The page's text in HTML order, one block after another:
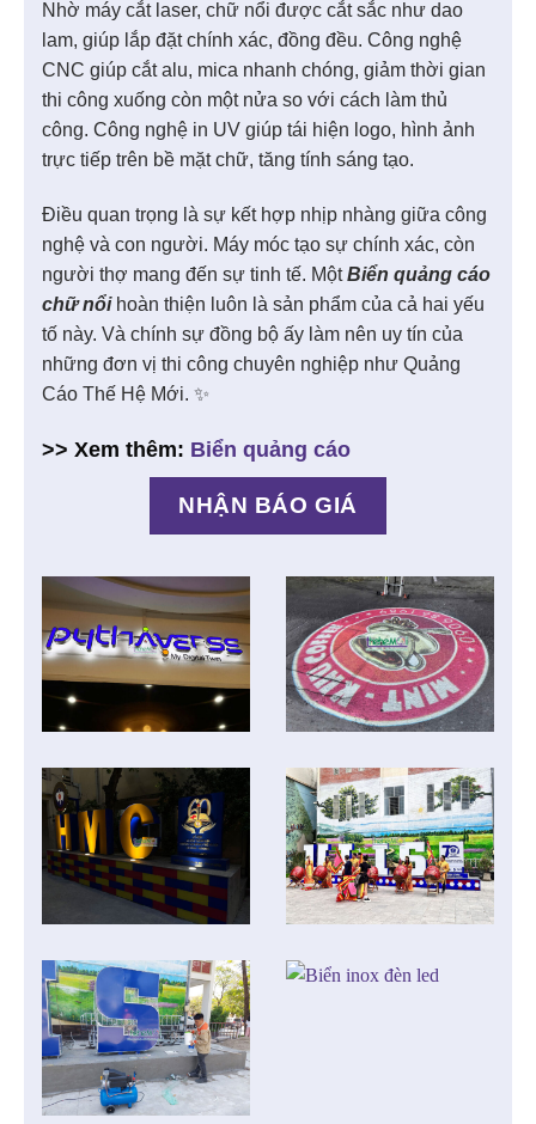
Nhờ máy cắt laser, chữ nổi được cắt sắc như dao
lam, giúp lắp đặt chính xác, đồng đều. Công nghệ
CNC giúp cắt alu, mica nhanh chóng, giảm thời gian
thi công xuống còn một nửa so với cách làm thủ
công. Công nghệ in UV giúp tái hiện logo, hình ảnh
trực tiếp trên bề mặt chữ, tăng tính sáng tạo.
Điều quan trọng là sự kết hợp nhịp nhàng giữa công
nghệ và con người. Máy móc tạo sự chính xác, còn
người thợ mang đến sự tinh tế. MộtBiển quảng cáo
chữ nổihoàn thiện luôn là sản phẩm của cả hai yếu
tố này. Và chính sự đồng bộ ấy làm nên uy tín của
những đơn vị thi công chuyên nghiệp như Quảng
Cáo Thế Hệ Mới. ✨
>> Xem thêm: Biển quảng cáo
NHẬN BÁO GIÁ